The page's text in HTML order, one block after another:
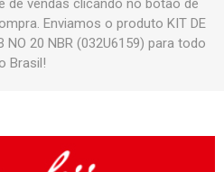
de vendas clicando no botão de
Enviamos o produto KIT DE
NO 20 NBR (032U6159) para todo
o Brasil!